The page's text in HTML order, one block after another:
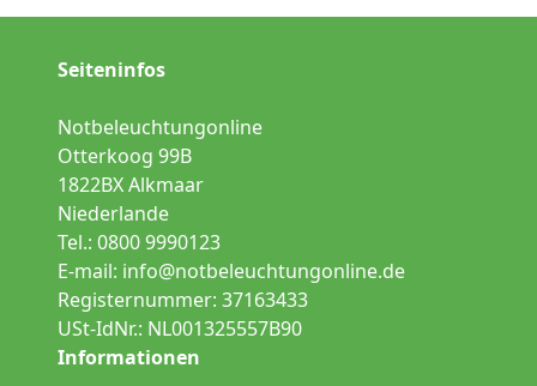
Seiteninfos
Notbeleuchtungonline
Otterkoog 99B
1822BX Alkmaar
Niederlande
Tel.: 0800 9990123
E-mail: info@notbeleuchtungonline.de
Registernummer: 37163433
USt-IdNr.: NL001325557B90
Informationen